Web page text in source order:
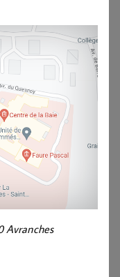
Avranches